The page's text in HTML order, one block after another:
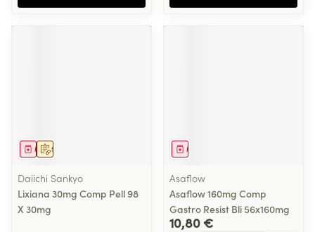
Sur prescription
Médicament
Daiichi Sankyo
Lixiana 30mg Comp Pell 98
X 30mg
Médicament
Asaflow
Asaflow 160mg Comp
Gastro Resist Bli 56x160mg
10,80 €